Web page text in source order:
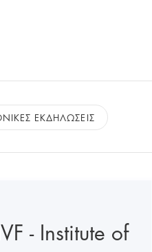
ΕΚΔΗΛΩΣΕΙΣ
- Institute of